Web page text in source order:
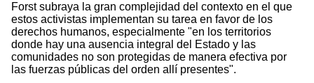
Forst subraya la gran complejidad del contexto en el que
estos activistas implementan su tarea en favor de los
derechos humanos, especialmente "en los territorios
donde hay una ausencia integral del Estado y las
comunidades no son protegidas de manera efectiva por
las fuerzas públicas del orden allí presentes".